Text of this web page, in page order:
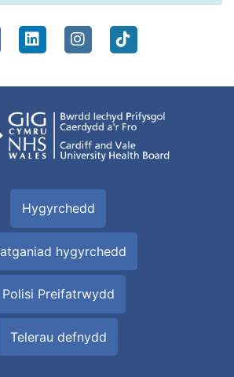
Hygyrchedd
hygyrchedd
Polisi Preifatrwydd
Telerau defnydd